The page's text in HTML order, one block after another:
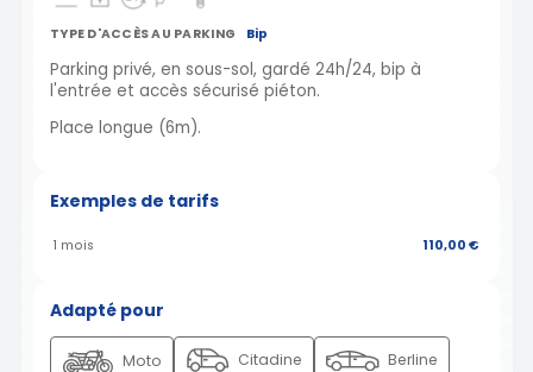
TYPE D'ACCÈS AU PARKING Bip
Parking privé, en sous-sol, gardé 24h/24, bip à
l'entrée et accès sécurisé piéton.
Place longue (6m).
Exemples de tarifs
1 mois 110,00 €
Adapté pour
Moto Citadine Berline